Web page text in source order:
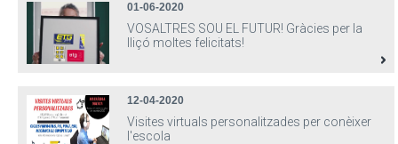
01-06-2020
VOSALTRES SOU EL FUTUR! Gràcies per la
lliçó moltes felicitats!
12-04-2020
Visites virtuals personalitzades per conèixer
l'escola